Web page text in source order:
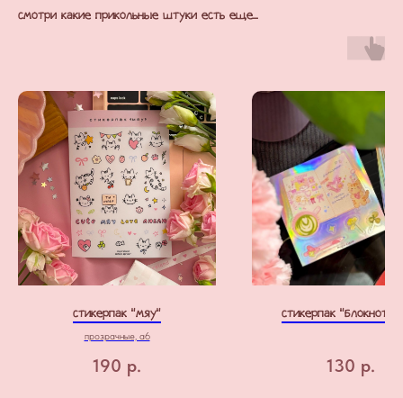
смотри какие прикольные штуки есть еще...
стикерпак "мяу"
прозрачные, а6
190 р.
стикерпак "блокнот"
130 р.